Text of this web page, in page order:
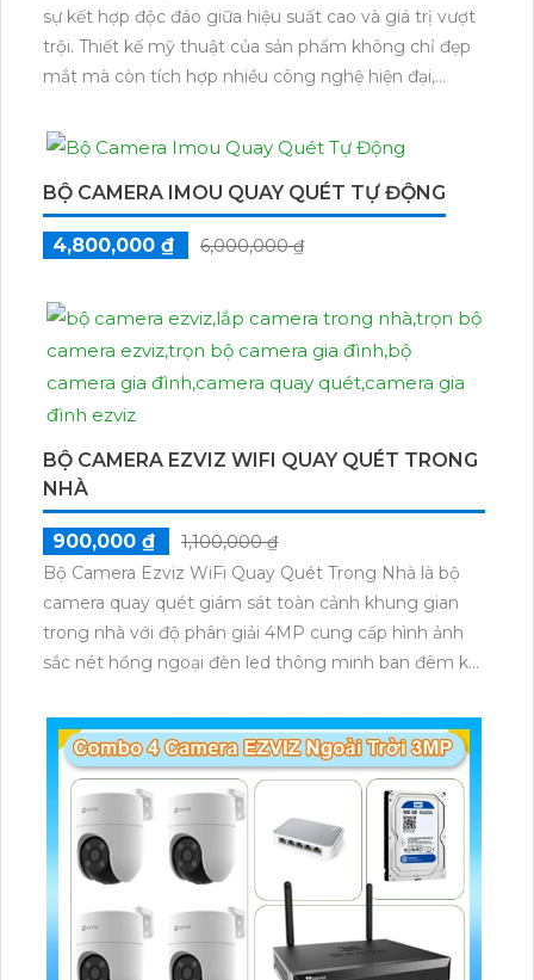
sự kết hợp độc đáo giữa hiệu suất cao và giá trị vượt
trội. Thiết kế mỹ thuật của sản phẩm không chỉ đẹp
mắt mà còn tích hợp nhiều công nghệ hiện đại,
của bạn
BỘ CAMERA IMOU QUAY QUÉT TỰ ĐỘNG
4,800,000 ₫ 6,000,000 ₫
BỘ CAMERA EZVIZ WIFI QUAY QUÉT TRONG
NHÀ
900,000 ₫
1,100,000 ₫
Bộ Camera Ezviz WiFi Quay Quét Trong Nhà là bộ
camera quay quét giám sát toàn cảnh khung gian
trong nhà với độ phân giải 4MP cung cấp hình ảnh
sắc nét hồng ngoại đèn led thông minh ban đêm kết
giúp lưu trũ dữ liệu lâu dài